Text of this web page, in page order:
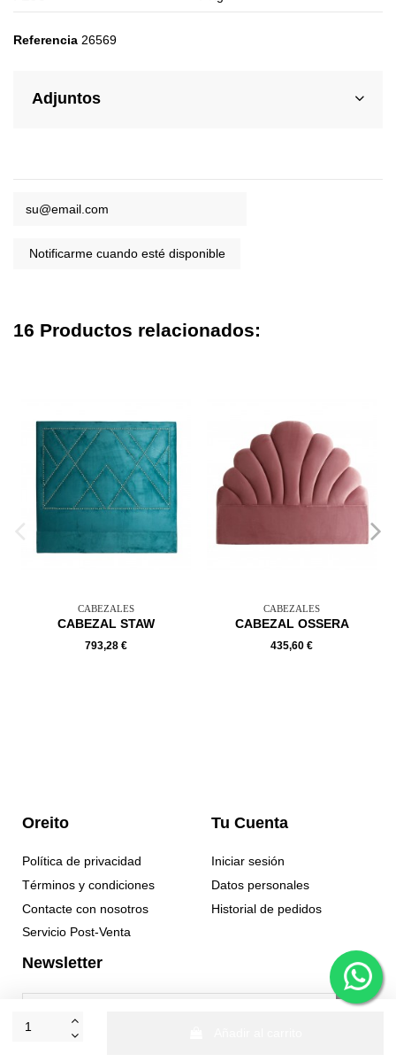
Referencia 26569
Adjuntos
16 Productos relacionados:
CABEZALES
CABEZAL STAW
793,28 €
CABEZALES
CABEZAL OSSERA
435,60 €
Oreito
Política de privacidad
Términos y condiciones
Contacte con nosotros
Servicio Post-Venta
Tu Cuenta
Iniciar sesión
Datos personales
Historial de pedidos
Newsletter
Puede darse de baja en cualquier momento. Para ello, consulte nuestra